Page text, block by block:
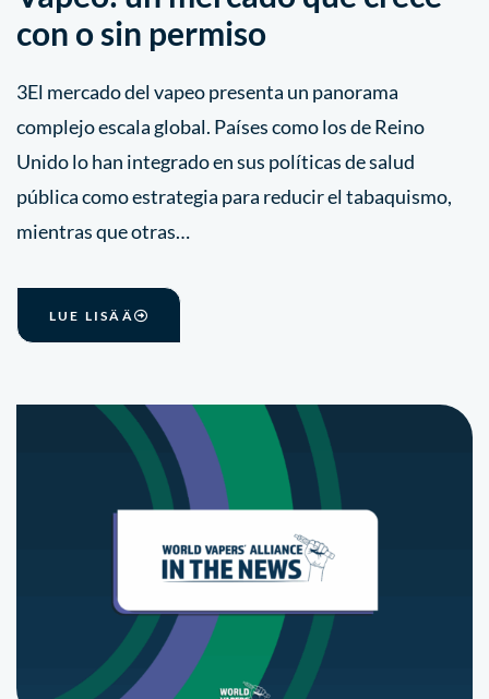
con o sin permiso
3El mercado del vapeo presenta un panorama
complejo escala global. Países como los de Reino
Unido lo han integrado en sus políticas de salud
pública como estrategia para reducir el tabaquismo,
mientras que otras…
LUE LISÄÄ